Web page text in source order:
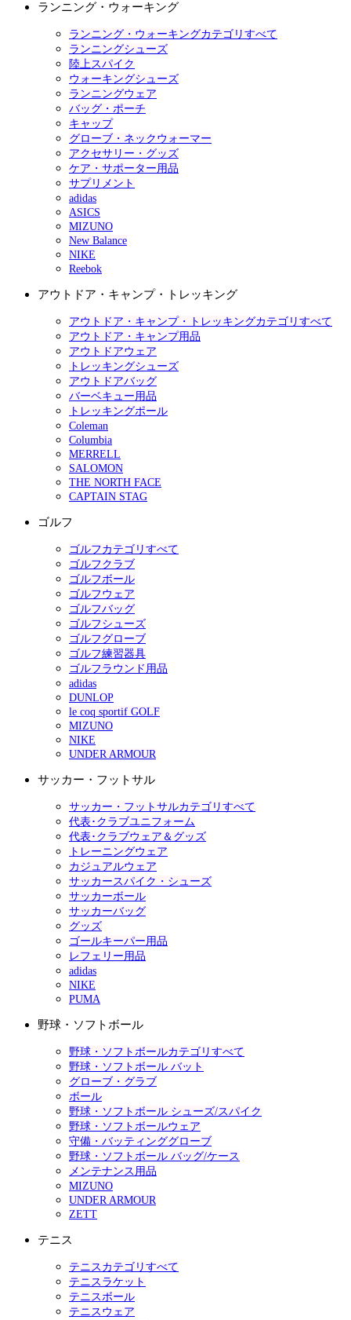
ランニング・ウォーキング
ランニング・ウォーキングカテゴリすべて
ランニングシューズ
陸上スパイク
ウォーキングシューズ
ランニングウェア
バッグ・ポーチ
キャップ
グローブ・ネックウォーマー
アクセサリー・グッズ
ケア・サポーター用品
サプリメント
adidas
ASICS
MIZUNO
New Balance
NIKE
Reebok
アウトドア・キャンプ・トレッキング
アウトドア・キャンプ・トレッキングカテゴリすべて
アウトドア・キャンプ用品
アウトドアウェア
トレッキングシューズ
アウトドアバッグ
バーベキュー用品
トレッキングポール
Coleman
Columbia
MERRELL
SALOMON
THE NORTH FACE
CAPTAIN STAG
ゴルフ
ゴルフカテゴリすべて
ゴルフクラブ
ゴルフボール
ゴルフウェア
ゴルフバッグ
ゴルフシューズ
ゴルフグローブ
ゴルフ練習器具
ゴルフラウンド用品
adidas
DUNLOP
le coq sportif GOLF
MIZUNO
NIKE
UNDER ARMOUR
サッカー・フットサル
サッカー・フットサルカテゴリすべて
代表･クラブユニフォーム
代表･クラブウェア＆グッズ
トレーニングウェア
カジュアルウェア
サッカースパイク・シューズ
サッカーボール
サッカーバッグ
グッズ
ゴールキーパー用品
レフェリー用品
adidas
NIKE
PUMA
野球・ソフトボール
野球・ソフトボールカテゴリすべて
野球・ソフトボール バット
グローブ・グラブ
ボール
野球・ソフトボール シューズ/スパイク
野球・ソフトボールウェア
守備・バッティンググローブ
野球・ソフトボール バッグ/ケース
メンテナンス用品
MIZUNO
UNDER ARMOUR
ZETT
テニス
テニスカテゴリすべて
テニスラケット
テニスボール
テニスウェア